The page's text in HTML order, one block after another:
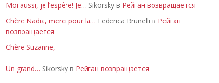
Moi aussi, je l’espère! Je… Sikorsky в Рейган возвращается
Chère Nadia, merci pour la… Federica Brunelli в Рейган
возвращается
Chère Suzanne,
Un grand… Sikorsky в Рейган возвращается